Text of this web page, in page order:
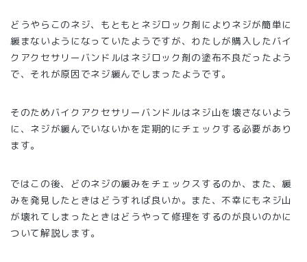
どうやらこのネジ、もともとネジロック剤によりネジが簡単に
緩まないようになっていたようですが、わたしが購入したバイ
クアクセサリーバンドルはネジロック剤の塗布不良だったよう
で、それが原因でネジ緩んでしまったようです。
そのためバイクアクセサリーバンドルはネジ山を壊さないよう
に、ネジが緩んでいないかを定期的にチェックする必要があり
ます。
ではこの後、どのネジの緩みをチェックスするのか、また、緩
みを発見したときはどうすれば良いか。また、不幸にもネジ山
が壊れてしまったときはどうやって修理をするのが良いのかに
ついて解説します。